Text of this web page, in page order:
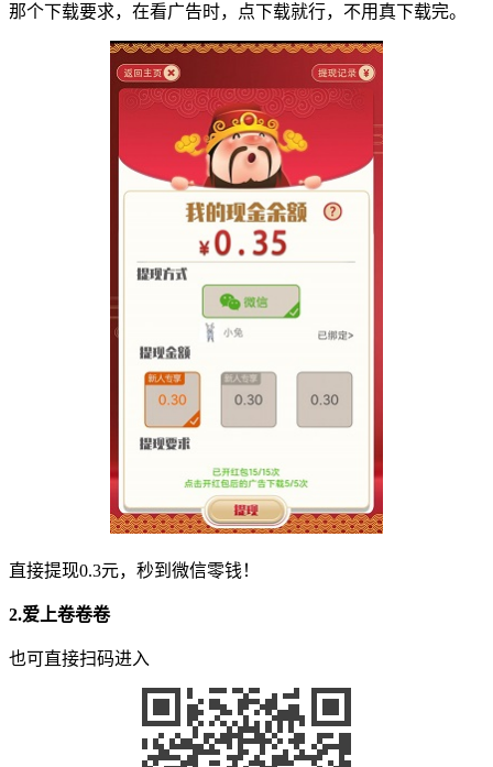
那个下载要求，在看广告时，点下载就行，不用真下载完。
直接提现0.3元，秒到微信零钱！
2.爱上卷卷卷
也可直接扫码进入